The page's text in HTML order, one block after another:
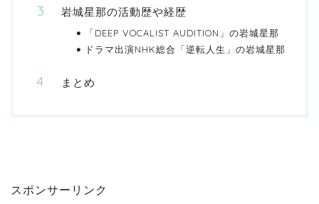
岩城星那の活動歴や経歴
「DEEP VOCALIST AUDITION」の岩城星那
ドラマ出演NHK総合「逆転人生」の岩城星那
まとめ
スポンサーリンク